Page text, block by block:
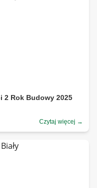
2 Rok Budowy 2025
Czytaj więcej →